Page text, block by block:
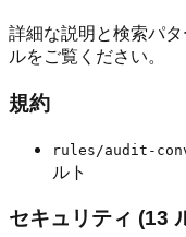
詳細な説明と検索パ
ルをご覧ください。
規約
rules/audit-
ルト
セキュリティ (13